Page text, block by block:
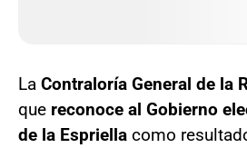
La Contraloría General de la
que reconoce al Gobierno
de la Espriella como